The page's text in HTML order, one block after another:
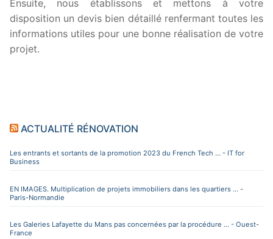
Ensuite, nous établissons et mettons à votre
disposition un devis bien détaillé renfermant toutes les
informations utiles pour une bonne réalisation de votre
projet.
ACTUALITÉ RÉNOVATION
Les entrants et sortants de la promotion 2023 du French Tech ... - IT for
Business
EN IMAGES. Multiplication de projets immobiliers dans les quartiers ... -
Paris-Normandie
Les Galeries Lafayette du Mans pas concernées par la procédure ... - Ouest-
France